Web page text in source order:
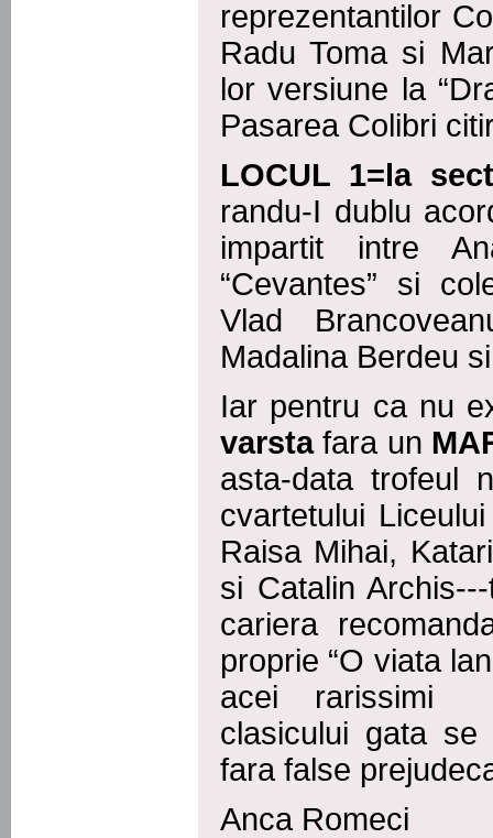
reprezentantilor
Radu Toma si
lor versiune la
Pasarea Colibri
LOCUL 1=la
randu-I dublu
impartit intre
“Cevantes” si
Vlad
Madalina Berdeu
Iar pentru ca nu
varstafara un
asta-data trofeul
cvartetului
Raisa Mihai,
si Catalin
cariera
proprie “O viata
acei rarissimi
clasicului gata se
fara false
Anca Romeci